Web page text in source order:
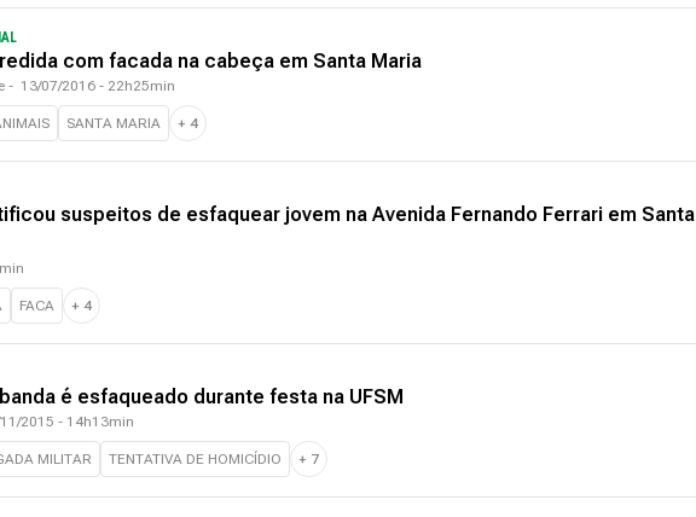
com facada na cabeça em Santa Maria
- 13/07/2016 - 22h25min
SANTA MARIA + 4
suspeitos de esfaquear jovem na Avenida Fernando Ferrari em Santa
FACA + 4
é esfaqueado durante festa na UFSM
2015 - 14h13min
MILITAR TENTATIVA DE HOMICÍDIO + 7